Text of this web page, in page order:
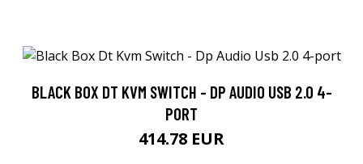
BLACK BOX DT KVM SWITCH - DP AUDIO USB 2.0 4-
PORT
414.78 EUR